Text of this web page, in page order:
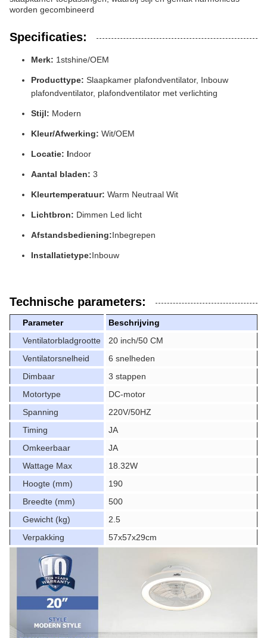
worden gecombineerd
Specificaties:
Merk: 1stshine/OEM
Producttype: Slaapkamer plafondventilator, Inbouw
plafondventilator, plafondventilator met verlichting
Stijl: Modern
Kleur/Afwerking: Wit/OEM
Locatie: Indoor
Aantal bladen: 3
Kleurtemperatuur: Warm Neutraal Wit
Lichtbron: Dimmen Led licht
Afstandsbediening:Inbegrepen
Installatietype:Inbouw
Technische parameters:
Parameter
Beschrijving
Ventilatorbladgrootte
20 inch/50 CM
Ventilatorsnelheid
6 snelheden
Dimbaar
3 stappen
Motortype
DC-motor
Spanning
220V/50HZ
Timing
JA
Omkeerbaar
JA
Wattage Max
18.32W
Hoogte (mm)
190
Breedte (mm)
500
Gewicht (kg)
2.5
Verpakking
57x57x29cm